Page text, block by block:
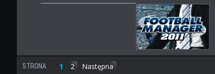
STRONA 1 2 Następna